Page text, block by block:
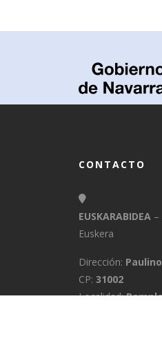
CONTACTO
EUSKARABIDEA
Euskera
Dirección:
CP: 31002
Localidad: